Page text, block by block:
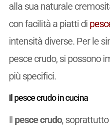
alla sua naturale
con facilità a piatti di
intensità diverse. Per le
pesce crudo, si possono
più specifici.
Il pesce crudo in cucina
Il pesce crudo,